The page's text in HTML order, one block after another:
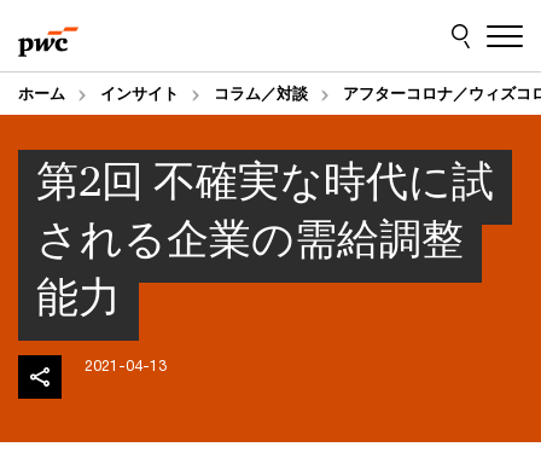
to
content
to
footer
ホーム インサイト コラム／対談 アフターコロナ／ウィズコ
第2回 不確実な時代に試
される企業の需給調整
能力
2021-04-13